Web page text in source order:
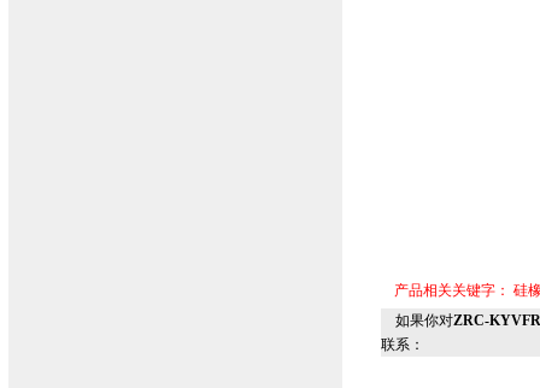
产品相关关键字： 硅
如果你对ZRC-
联系：